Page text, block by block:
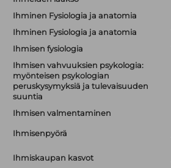
Ihminen Fysiologia ja anatomia
Ihminen Fysiologia ja anatomia
Ihmisen fysiologia
Ihmisen vahvuuksien psykologia:
myönteisen psykologian
peruskysymyksiä ja tulevaisuuden
suuntia
Ihmisen valmentaminen
Ihmisenpyörä
Ihmiskaupan kasvot